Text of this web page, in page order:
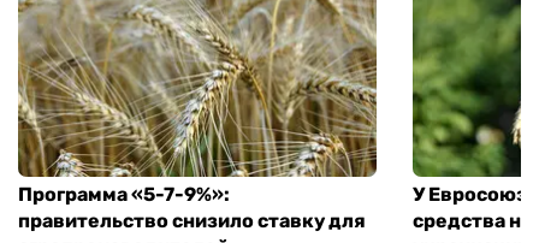
Программа «5-7-9%»:
правительство снизило ставку для
У
средства